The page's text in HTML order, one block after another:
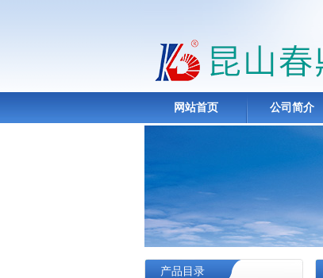
网站首页 公司简介
产品目录